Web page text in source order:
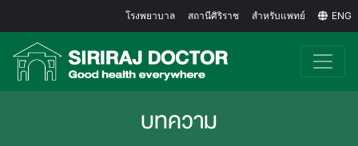
โรงพยาบาล สถานีศิริราช สำหรับแพทย์ ENG
บทความ